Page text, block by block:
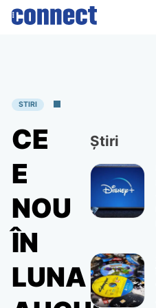
Skip
STIRI
CE
E
NOU
ÎN
LUNA
Știri